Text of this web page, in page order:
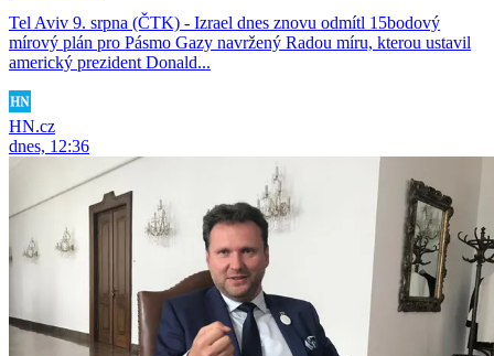
Tel Aviv 9. srpna (ČTK) - Izrael dnes znovu odmítl 15bodový
mírový plán pro Pásmo Gazy navržený Radou míru, kterou ustavil
americký prezident Donald...
HN.cz
dnes, 12:36